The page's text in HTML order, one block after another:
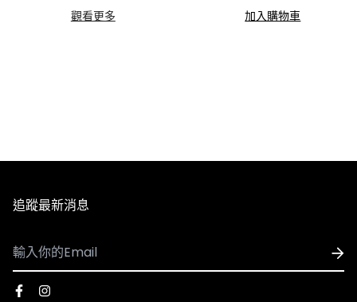
器設定不同，因此多少會造成顏色落差，請以實際收到的商
商品附件、說明書、吊牌、標識、標籤等需保持齊全。
退回。
3. 確認退貨後我們將派新竹貨運取件，請您保持電話的暢
觀看更多 加入購物車
追蹤最新消息